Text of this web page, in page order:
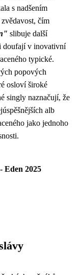
s nadšením
čím
slibuje další
doufají v inovativní
typické.
popových
osloví široké
singly naznačují, že
alb
jako jednoho
Eden 2025